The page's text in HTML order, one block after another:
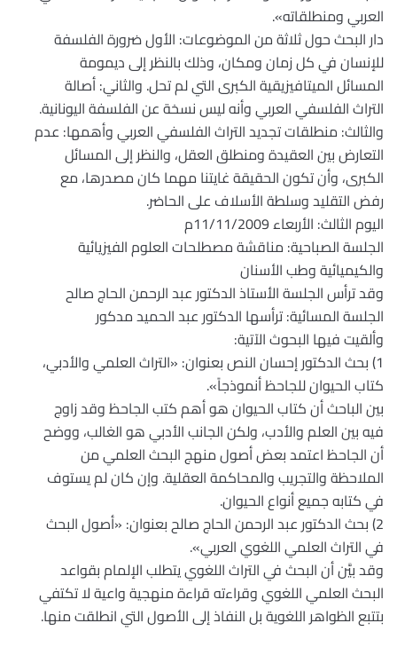
العربي ومنطلقاته».
دار البحث حول ثلاثة من الموضوعات: الأول ضرورة الفلسفة
للإنسان في كل زمان ومكان، وذلك بالنظر إلى ديمومة
المسائل الميتافيزيقية الكبرى التي لم تحل. والثاني: أصالة
التراث الفلسفي العربي وأنه ليس نسخة عن الفلسفة اليونانية.
والثالث: منطلقات تجديد التراث الفلسفي العربي وأهمها: عدم
التعارض بين العقيدة ومنطلق العقل، والنظر إلى المسائل
الكبرى، وأن تكون الحقيقة غايتنا مهما كان مصدرها، مع
رفض التقليد وسلطة الأسلاف على الحاضر.
اليوم الثالث: الأربعاء 11/11/2009م
الجلسة الصباحية: مناقشة مصطلحات العلوم الفيزيائية
والكيميائية وطب الأسنان
وقد ترأس الجلسة الأستاذ الدكتور عبد الرحمن الحاج صالح
الجلسة المسائية: ترأسها الدكتور عبد الحميد مدكور
وألقيت فيها البحوث الآتية:
1) بحث الدكتور إحسان النص بعنوان: «التراث العلمي والأدبي،
كتاب الحيوان للجاحظ أنموذجاً».
بين الباحث أن كتاب الحيوان هو أهم كتب الجاحظ وقد زاوج
فيه بين العلم والأدب، ولكن الجانب الأدبي هو الغالب، ووضح
أن الجاحظ اعتمد بعض أصول منهج البحث العلمي من
الملاحظة والتجريب والمحاكمة العقلية. وإن كان لم يستوف
في كتابه جميع أنواع الحيوان.
2) بحث الدكتور عبد الرحمن الحاج صالح بعنوان: «أصول البحث
في التراث العلمي اللغوي العربي».
وقد بيَّن أن البحث في التراث اللغوي يتطلب الإلمام بقواعد
البحث العلمي اللغوي وقراءته قراءة منهجية واعية لا تكتفي
بتتبع الظواهر اللغوية بل النفاذ إلى الأصول التي انطلقت منها.